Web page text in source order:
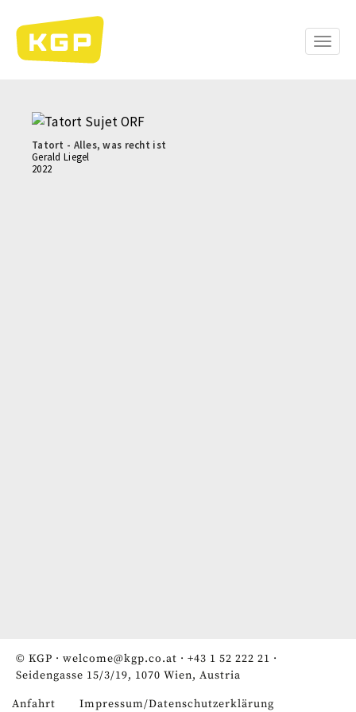
zum
Inhalt
Toggle
Tatort - Alles, was recht ist
Gerald Liegel
2022
© KGP · welcome@kgp.co.at · +43 1 52 222 21 ·
Seidengasse 15/3/19, 1070 Wien, Austria
Anfahrt Impressum/Datenschutzerklärung